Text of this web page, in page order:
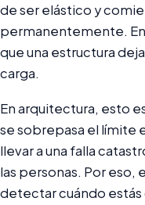
de ser elástico y
permanentemente.
que una estructura
carga.
En arquitectura, esto
se sobrepasa el límite
llevar a una falla
las personas. Por eso,
detectar cuándo